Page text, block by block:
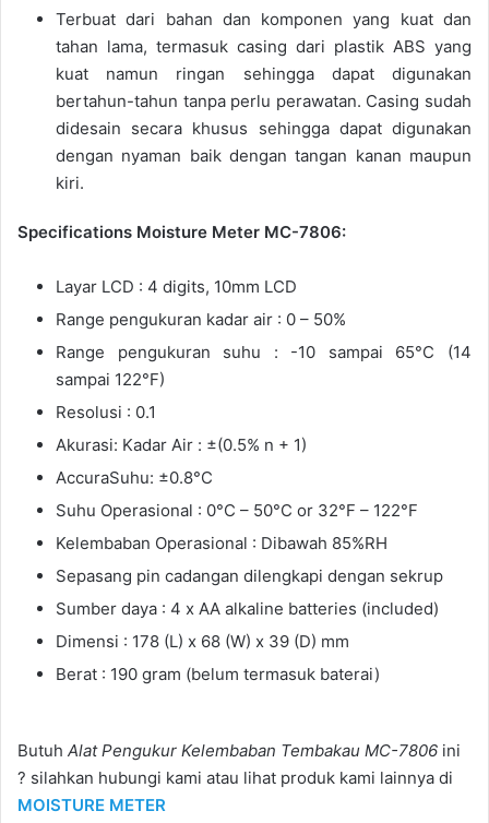
Terbuat dari bahan dan komponen yang kuat dan
tahan lama, termasuk casing dari plastik ABS yang
kuat namun ringan sehingga dapat digunakan
bertahun-tahun tanpa perlu perawatan. Casing sudah
didesain secara khusus sehingga dapat digunakan
dengan nyaman baik dengan tangan kanan maupun
kiri.
Specifications Moisture Meter MC-7806:
Layar LCD : 4 digits, 10mm LCD
Range pengukuran kadar air : 0 – 50%
Range pengukuran suhu : -10 sampai 65°C (14
sampai 122°F)
Resolusi : 0.1
Akurasi: Kadar Air : ±(0.5% n + 1)
AccuraSuhu: ±0.8°C
Suhu Operasional : 0°C – 50°C or 32°F – 122°F
Kelembaban Operasional : Dibawah 85%RH
Sepasang pin cadangan dilengkapi dengan sekrup
Sumber daya : 4 x AA alkaline batteries (included)
Dimensi : 178 (L) x 68 (W) x 39 (D) mm
Berat : 190 gram (belum termasuk baterai)
Butuh Alat Pengukur Kelembaban Tembakau MC-7806 ini
? silahkan hubungi kami atau lihat produk kami lainnya di
MOISTURE METER